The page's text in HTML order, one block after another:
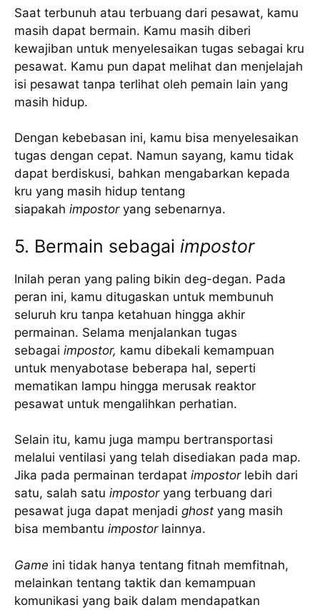
Saat terbunuh atau terbuang dari pesawat, kamu
masih dapat bermain. Kamu masih diberi
kewajiban untuk menyelesaikan tugas sebagai kru
pesawat. Kamu pun dapat melihat dan menjelajah
isi pesawat tanpa terlihat oleh pemain lain yang
masih hidup.
Dengan kebebasan ini, kamu bisa menyelesaikan
tugas dengan cepat. Namun sayang, kamu tidak
dapat berdiskusi, bahkan mengabarkan kepada
kru yang masih hidup tentang
siapakah impostoryang sebenarnya.
5. Bermain sebagai impostor
Inilah peran yang paling bikin deg-degan. Pada
peran ini, kamu ditugaskan untuk membunuh
seluruh kru tanpa ketahuan hingga akhir
permainan. Selama menjalankan tugas
sebagai impostor, kamu dibekali kemampuan
untuk menyabotase beberapa hal, seperti
mematikan lampu hingga merusak reaktor
pesawat untuk mengalihkan perhatian.
Selain itu, kamu juga mampu bertransportasi
melalui ventilasi yang telah disediakan pada map.
Jika pada permainan terdapat impostorlebih dari
satu, salah satu impostoryang terbuang dari
pesawat juga dapat menjadi ghost yang masih
bisa membantu impostorlainnya.
Game ini tidak hanya tentang fitnah memfitnah,
melainkan tentang taktik dan kemampuan
komunikasi yang baik dalam mendapatkan